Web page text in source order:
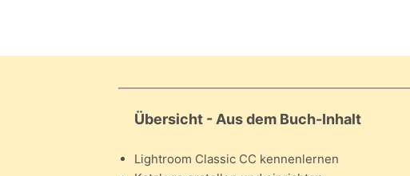
Übersicht - Aus dem Buch-Inhalt
Lightroom Classic CC kennenlernen